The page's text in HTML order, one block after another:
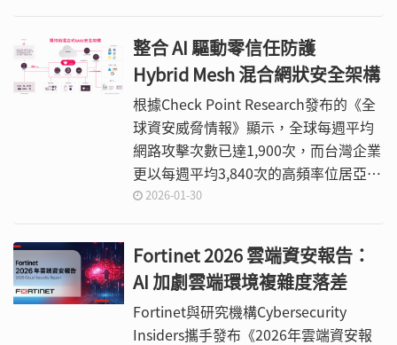
的高階主管預期在未來一年將持續加碼
相關投資。
整合 AI 驅動零信任防護
Hybrid Mesh 混合網狀安全架構
根據Check Point Research發布的《全
球資安威脅情報》顯示，全球每週平均
網路攻擊次數已達1,900次，而台灣企業
更以每週平均3,840次的高頻率位居亞太
之首，反映出台灣在高度數位化、關鍵
處於曝露於高度威脅狀態。
2026-01-30
Fortinet 2026 雲端資安報告：
AI 加劇雲端環境複雜度落差
Fortinet與研究機構Cybersecurity
Insiders攜手發布《2026年雲端資安報